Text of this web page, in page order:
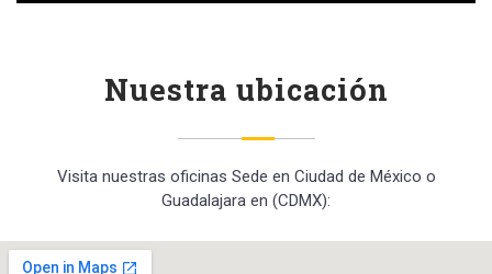
Nuestra ubicación
Visita nuestras oficinas Sede en Ciudad de México o
Guadalajara en (CDMX):